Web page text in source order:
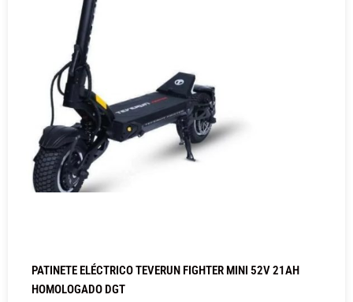
PATINETE ELÉCTRICO TEVERUN FIGHTER MINI 52V 21AH
HOMOLOGADO DGT